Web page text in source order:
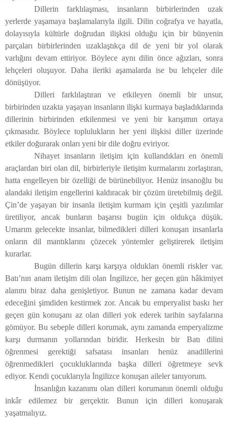
Dillerin farklılaşması, insanların birbirlerinden uzak
yerlerde yaşamaya başlamalarıyla ilgili. Dilin coğrafya ve hayatla,
dolayısıyla kültürle doğrudan ilişkisi olduğu için bir bünyenin
parçaları birbirlerinden uzaklaştıkça dil de yeni bir yol olarak
varlığını devam ettiriyor. Böylece aynı dilin önce ağızları, sonra
lehçeleri oluşuyor. Daha ileriki aşamalarda ise bu lehçeler dile
dönüşüyor.
Dilleri farklılaştıran ve etkileyen önemli bir unsur,
birbirinden uzakta yaşayan insanların ilişki kurmaya başladıklarında
dillerinin birbirinden etkilenmesi ve yeni bir karışımın ortaya
çıkmasıdır. Böylece toplulukların her yeni ilişkisi diller üzerinde
etkiler doğurarak onları yeni bir dile doğru eviriyor.
Nihayet insanların iletişim için kullandıkları en önemli
araçlardan biri olan dil, birbirleriyle iletişim kurmalarını zorlaştıran,
hatta engelleyen bir özelliği de bürünebiliyor. Henüz insanoğlu bu
alandaki iletişim engellerini kaldıracak bir çözüm üretebilmiş değil.
Çin’de yaşayan bir insanla iletişim kurmam için çeşitli yazılımlar
üretiliyor, ancak bunların başarısı bugün için oldukça düşük.
Umarım gelecekte insanlar, bilmedikleri dilleri konuşan insanlarla
onların dil mantıklarını çözecek yöntemler geliştirerek iletişim
kurarlar.
Bugün dillerin karşı karşıya oldukları önemli riskler var.
Batı’nın anam iletişim dili olan İngilizce, her geçen gün hâkimiyet
alanını biraz daha genişletiyor. Bunun ne zamana kadar devam
edeceğini şimdiden kestirmek zor. Ancak bu emperyalist baskı her
geçen gün konuşanı az olan dilleri yok ederek tarihin sayfalarına
gömüyor. Bu sebeple dilleri korumak, aynı zamanda emperyalizme
karşı durmanın yollarından biridir. Herkesin bir Batı dilini
öğrenmesi gerektiği safsatası insanları henüz anadillerini
öğrenmedikleri çocukluklarında başka dilleri öğretmeye sevk
ediyor. Kendi çocuklarıyla İngilizce konuşan aileler tanıyorum.
İnsanlığın kazanımı olan dilleri korumanın önemli olduğu
inkâr edilemez bir gerçektir. Bunun için dilleri konuşarak
yaşatmalıyız.